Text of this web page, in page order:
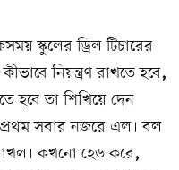
স্কুলের ড্রিল টিচারের
নিয়ন্ত্রণ রাখতে হবে,
হবে তা শিখিয়ে দেন
প্রথম সবার নজরে এল। বল
কখনো হেড করে,